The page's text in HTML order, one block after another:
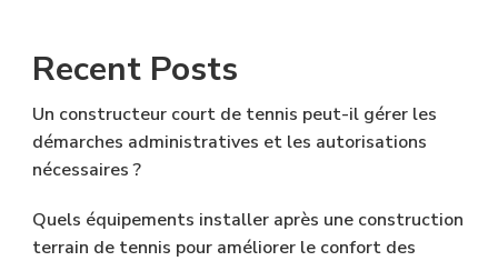
Recent Posts
Un constructeur court de tennis peut-il gérer les
démarches administratives et les autorisations
nécessaires ?
Quels équipements installer après une construction
terrain de tennis pour améliorer le confort des